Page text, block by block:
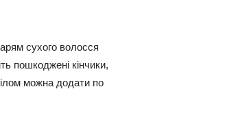
сухого волосся
пошкоджені кінчики,
можна додати по